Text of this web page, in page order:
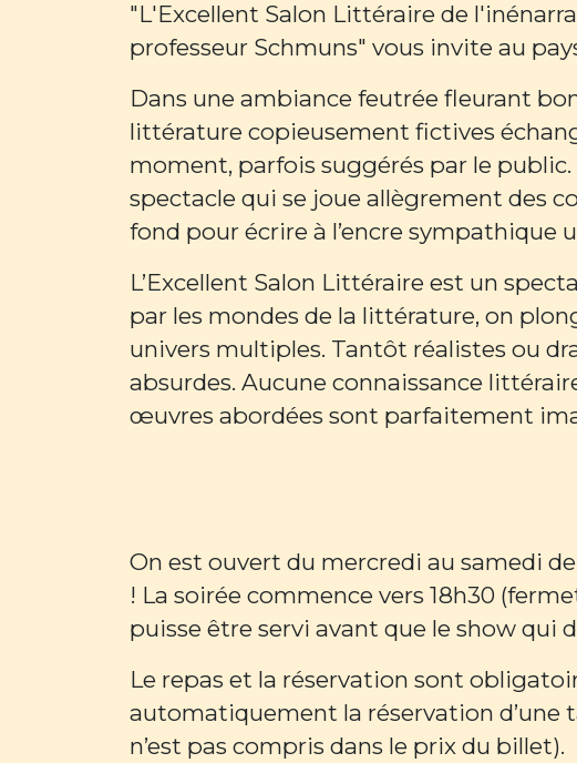
"L'Excellent Salon Littéraire de
professeur Schmuns" vous invite au
Dans une ambiance feutrée fleurant
littérature copieusement fictives
moment, parfois suggérés par le
spectacle qui se joue allègrement des
fond pour écrire à l’encre sympathique
L’Excellent Salon Littéraire est un
par les mondes de la littérature, on
univers multiples. Tantôt réalistes ou
absurdes. Aucune connaissance
œuvres abordées sont parfaitement
On est ouvert du mercredi au samedi
! La soirée commence vers 18h30
puisse être servi avant que le show qui
Le repas et la réservation sont
automatiquement la réservation d’une
n’est pas compris dans le prix du billet).